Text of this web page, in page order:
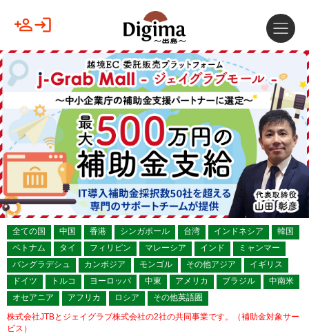
全ての国 中国 香港 シンガポール 台湾 インドネシア
韓国
ベトナム
タイ フィリピン マレーシア インド
ミャンマー
バングラデシュ
カンボジア モンゴル その他アジア
イギリス
ドイツ
トルコ ヨーロッパ 中東 アメリカ ブラジル
中南米
オセアニア
アフリカ ロシア
その他英語圏
株式会社JTBとジェイグラブ株式会社の2社の共同事業です。（補助金対象サー
ビス）